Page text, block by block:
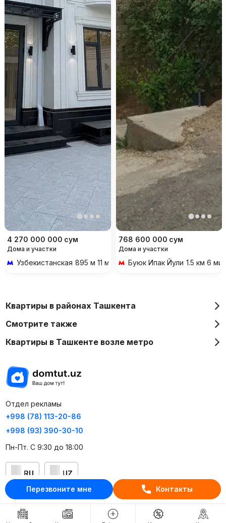
Перезвоните мне Контакты
4 270 000 000 сум
Дома и участки
Узбекистанская 895 м 11 мин пешком
768 600 000 сум
Дома и участки
Буюк Ипак Йули 1.5 км 6
Квартиры в районах Ташкента
Смотрите также
Квартиры в Ташкенте возле метро
Отдел рекламы
+998 (78) 113-20-86
+998 (93) 390-30-10
Пн-Пт. С 9:30 до 18:00
RU UZ
Контакты
О проекте